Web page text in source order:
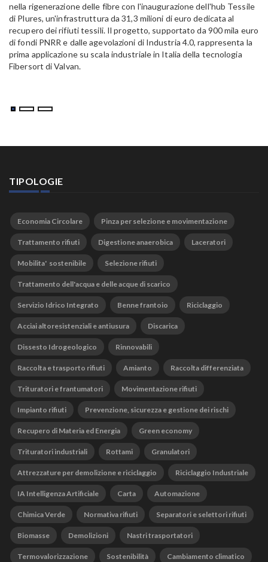
nella rigenerazione delle fibre con l'inaugurazione dell'hub Tessile
di Plures, un'infrastruttura da 31,3 milioni di euro dedicata al
recupero dei rifiuti tessili. Il progetto, supportato da 900 mila euro
di fondi PNRR e dalle agevolazioni di Industria 4.0, rappresenta la
prima applicazione su scala industriale in Italia della tecnologia
Fibersort di Valvan.
TIPOLOGIE
Economia Circolare Pinza per selezione e movimentazione
Trattamento rifiuti Digestione anaerobica Laceratori
Mobilita' sostenibile Selezione rifiuti
Trattamento dell'acqua e delle acque di scarico
Servizio Idrico Integrato Benne frantoio Riciclaggio
Acciai altoresistenziali e antiusura Discarica
Dissesto Idrogeologico Rinnovabili
Raccolta e trasporto rifiuti Amianto Raccolta differenziata
Trituratori e frantumatori Movimentazione rifiuti
Impianto rifiuti Prevenzione, sicurezza e gestione dei rischi
Recupero di Materia ed Energia Green economy
Trituratori industriali Rottami Granulatori
Attrezzature per demolizione e riciclaggio Riciclaggio Industriale
IA Intelligenza Artificiale Carta Automazione
Chimica Verde Normativa rifiuti Separatori e selettori rifiuti
Biomasse Demolizioni Nastri trasportatori
Termovalorizzazione Sostenibilità Cambiamento climatico